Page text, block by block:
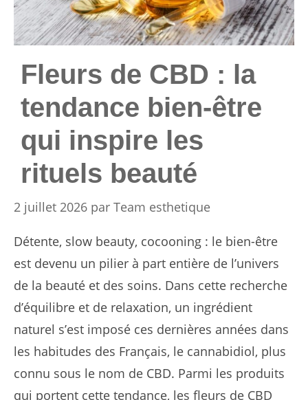
Fleurs de CBD : la
tendance bien-être
qui inspire les
rituels beauté
2 juillet 2026 par Team esthetique
Détente, slow beauty, cocooning : le bien-être
est devenu un pilier à part entière de l’univers
de la beauté et des soins. Dans cette recherche
d’équilibre et de relaxation, un ingrédient
naturel s’est imposé ces dernières années dans
les habitudes des Français, le cannabidiol, plus
connu sous le nom de CBD. Parmi les produits
qui portent cette tendance, les fleurs de CBD